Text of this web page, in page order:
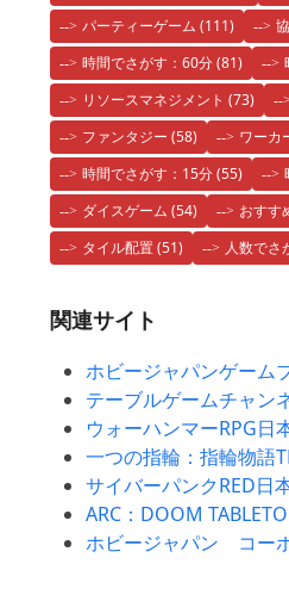
パーティーゲーム (111)
時間でさがす：60分(81)
リソースマネジメント (73)
ファンタジー (58) ワーカ
時間でさがす：15分(55)
ダイスゲーム (54) おすす
タイル配置(51) 人数でさ
関連サイト
ホビージャパンゲーム
テーブルゲームチャン
ウォーハンマーRPG日
一つの指輪：指輪物語
サイバーパンクRED日
ARC：DOOM
ホビージャパン コー